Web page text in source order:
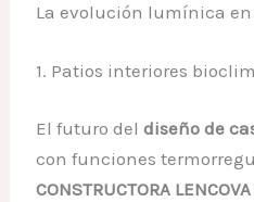
La evolución lumínica
1. Patios interiores
El futuro deldiseño de
con funciones
CONSTRUCTORA